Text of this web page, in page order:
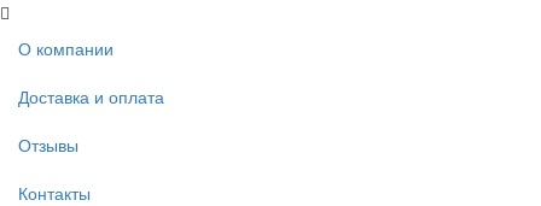
О компании
Доставка и оплата
Отзывы
Контакты